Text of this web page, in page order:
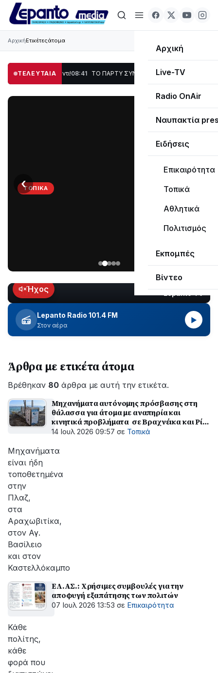
Αρχική
Live-TV
Radio OnAir
Ναυπακτία
Ειδήσεις
Επικαιρότητα
Τοπικά
Αθλητικά
Πολιτισμός
Εκπομπές
Βίντεο
ΑρχικήΕτικέτεςάτομα
ΤΕΛΕΥΤΑΙΑ
& Γλέντι!08:41 ΤΟ ΠΑΡΤΥ ΣΥΝΕΧΙΖΕΤΑΙ… 19:47 Στο σκοτάδι
ΤΟΠΙΚΆ
Κωτσανά
για
τα
μεγάλα
έργα
‹
LIVEΉχος
Lepanto Radio 101.4 FM
Στον αέρα
▶
Άρθρα με ετικέτα άτομα
Βρέθηκαν 80 άρθρα με αυτή την ετικέτα.
Μηχανήματα αυτόνομης πρόσβασης στη
θάλασσα για άτομα με αναπηρία και
κινητικά προβλήματα σε Βραχνέικα και Ρίο
Πατρών
14 Ιουλ 2026 09:57 σε Τοπικά
Μηχανήματα
είναι ήδη
τοποθετημένα
στην
Πλαζ,
στα
Αραχωβιτίκα,
στον Αγ.
Βασίλειο
και στον
Καστελλόκαμπο
ΕΛ.ΑΣ.: Χρήσιμες συμβουλές για την
αποφυγή εξαπάτησης των πολιτών
07 Ιουλ 2026 13:53 σε Επικαιρότητα
Κάθε
πολίτης,
κάθε
φορά που